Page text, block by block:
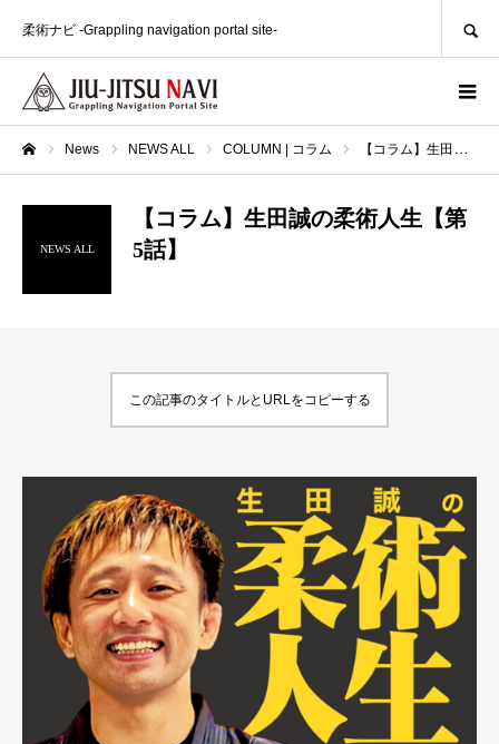
柔術ナビ -Grappling navigation portal site-
News NEWS ALL COLUMN | コラム 【コラム】生田誠の柔術人生【第5話】
NEWS ALL
【コラム】生田誠の柔術人生【第
5話】
この記事のタイトルとURLをコピーする